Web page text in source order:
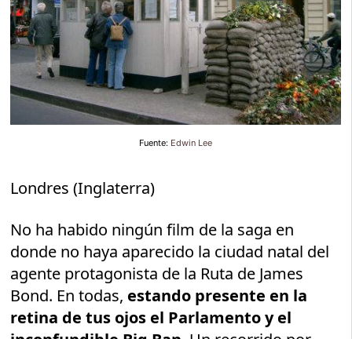
Fuente: Edwin Lee
Londres (Inglaterra)
No ha habido ningún film de la saga en
donde no haya aparecido la ciudad natal del
agente protagonista de la Ruta de James
Bond. En todas, estando presente en la
retina de tus ojos el Parlamento y el